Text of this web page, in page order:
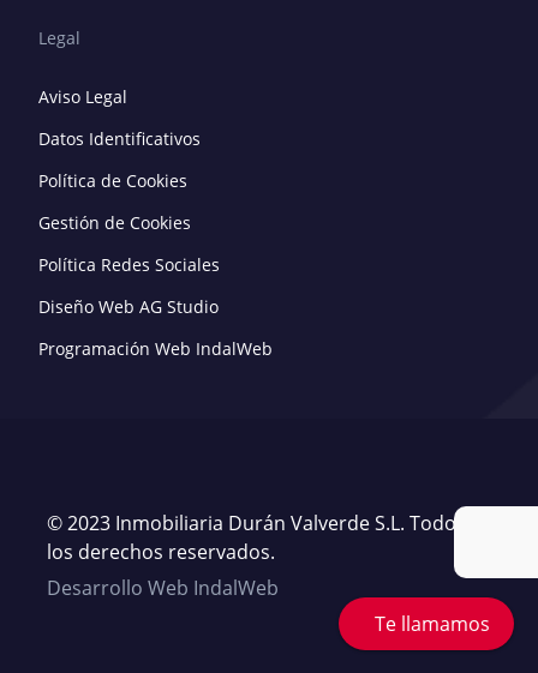
Legal
Aviso Legal
Datos Identificativos
Política de Cookies
Gestión de Cookies
Política Redes Sociales
Diseño Web AG Studio
Programación Web IndalWeb
© 2023 Inmobiliaria Durán Valverde S.L. Todos
los derechos reservados.
Desarrollo Web IndalWeb
Te llamamos